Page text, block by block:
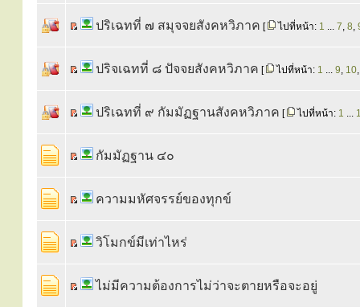
ปริเฉทที่ ๗ สมุจจยสังคหวิภาค [ ไปที่หน้า: 1 ... 7, 8,
ปริจเฉทที่ ๘ ปัจจยสังคหวิภาค [ ไปที่หน้า: 1 ... 9, 10
ปริเฉทที่ ๙ กัมมัฏฐานสังคหวิภาค [ ไปที่หน้า: 1 ...
กัมมัฏฐาน ๔๐
ความมหัศจรรย์ของทุกข์
วิโมกข์มีเท่าไหร่
ไม่มีความต้องการไม่ว่าจะตายหรือจะอยู่